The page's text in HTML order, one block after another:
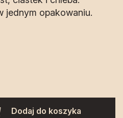
jednym opakowaniu.
Dodaj do koszyka